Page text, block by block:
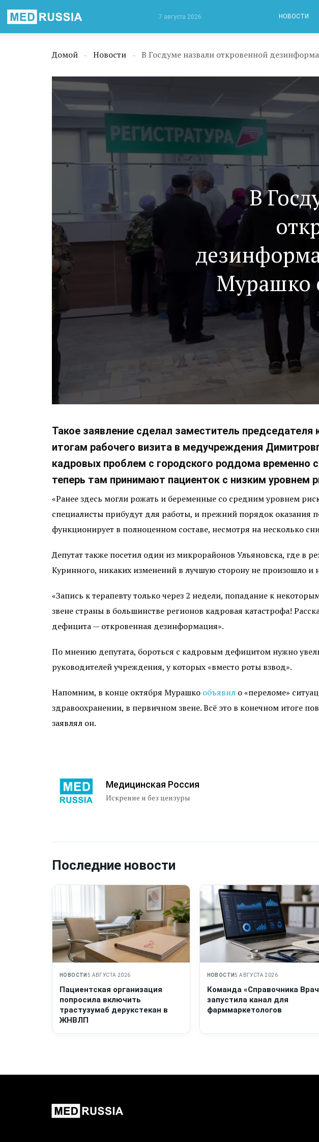
7 августа 2026 НОВОСТИ
Домой → Новости →
В
Мурашко
Такое заявление сделал заместитель
итогам рабочего визита в медучреждения
кадровых проблем с городского роддома временно
теперь там принимают пациенток с низким уровнем
«Ранее здесь могли рожать и беременные со средним уровнем
специалисты прибудут для работы, и прежний порядок
функционирует в полноценном составе, несмотря на несколько
Депутат также посетил один из микрорайонов Ульяновска, где в
Куринного, никаких изменений в лучшую сторону не произошло и
«Запись к терапевту только через 2 недели, попадание к
звене страны в большинстве регионов кадровая катастрофа!
дефицита — откровенная дезинформация».
По мнению депутата, бороться с кадровым дефицитом нужно
руководителей учреждения, у которых «вместо роты взвод».
Напомним, в конце октября Мурашко объявил о «переломе»
здравоохранении, в первичном звене. Всё это в конечном итоге
заявлял он.
Медицинская Россия
Искренне и без цензуры
Последние новости
НОВОСТИ 5 АВГУСТА 2026
Пациентская организация
попросила включить
трастузумаб дерукстекан в
ЖНВЛП
НОВОСТИ5 АВГУСТА 2026
Команда «Справочника
запустила канал для
фарммаркетологов